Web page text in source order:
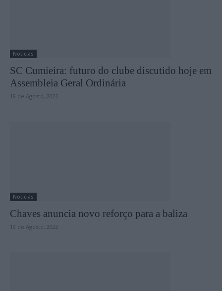
Notícias
SC Cumieira: futuro do clube discutido hoje em
Assembleia Geral Ordinária
19 de Agosto, 2022
Notícias
Chaves anuncia novo reforço para a baliza
19 de Agosto, 2022